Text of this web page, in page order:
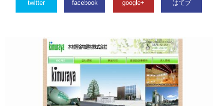
twitter facebook google+ はてブ